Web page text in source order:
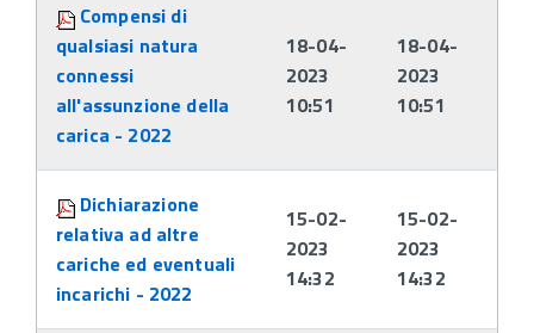
Compensi di
qualsiasi natura
connessi
all'assunzione della
carica - 2022
18-04-
2023
10:51
18-04-
2023
10:51
Dichiarazione
relativa ad altre
cariche ed eventuali
incarichi - 2022
15-02-
2023
14:32
15-02-
2023
14:32